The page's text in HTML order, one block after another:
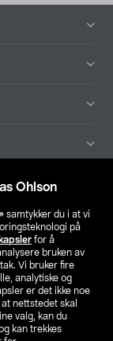
Ohlson
samtykker du i at vi
på
for å
bruken av
Vi bruker fire
analytiske og
er det ikke noe
nettstedet skal
valg, kan du
kan trekkes